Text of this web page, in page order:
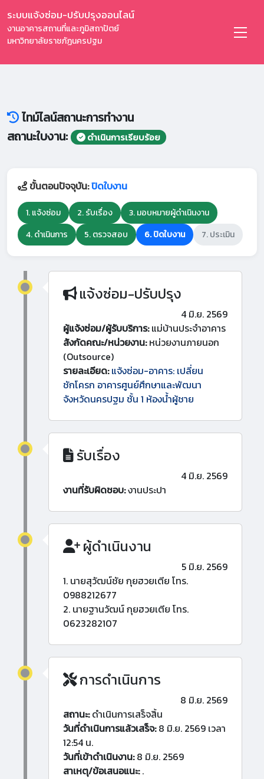
ระบบแจ้งซ่อม-ปรับปรุงออนไลน์
งานอาคารสถานที่และภูมิสถาปัตย์
มหาวิทยาลัยราชภัฏนครปฐม
ไทม์ไลน์สถานะการทำงาน
สถานะใบงาน:
ดำเนินการเรียบร้อย
ขั้นตอนปัจจุบัน:ปิดใบงาน
1. แจ้งซ่อม 2. รับเรื่อง
3. มอบหมายผู้ดำเนินงาน
4. ดำเนินการ
5. ตรวจสอบ 6. ปิดใบงาน 7. ประเมิน
แจ้งซ่อม-ปรับปรุง
4 มิ.ย. 2569
ผู้แจ้งซ่อม/ผู้รับบริการ:แม่บ้านประจำอาคาร
สังกัดคณะ/หน่วยงาน:หน่วยงานภายนอก
(Outsource)
รายละเอียด: แจ้งซ่อม-อาคาร: เปลี่ยน
ชักโครก อาคารศูนย์ศึกษาและพัฒนา
จังหวัดนครปฐม ชั้น 1 ห้องน้ำผู้ชาย
รับเรื่อง
4 มิ.ย. 2569
งานที่รับผิดชอบ:งานประปา
ผู้ดำเนินงาน
5 มิ.ย. 2569
1. นายสุวัฒน์ชัย กุยฮวยเตีย โทร.
0988212677
2. นายฐานวัฒน์ กุยฮวยเตีย โทร.
0623282107
การดำเนินการ
8 มิ.ย. 2569
สถานะ:ดำเนินการเสร็จสิ้น
วันที่ดำเนินการแล้วเสร็จ:8 มิ.ย. 2569 เวลา
12:54 น.
วันที่เข้าดำเนินงาน:8 มิ.ย. 2569
สาเหตุ/ข้อเสนอแนะ:.